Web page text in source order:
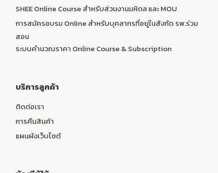
SHEE Online Course สำหรับส่วนงานมหิดล และ MOU
การสมัครอบรม Online สำหรับบุคลากรที่อยู่ในสังกัด รพ.ร่วม
สอน
ระบบคำนวณราคา Online Course & Subscription
บริการลูกค้า
ติดต่อเรา
การคืนสินค้า
แผนผังเว็บไซต์